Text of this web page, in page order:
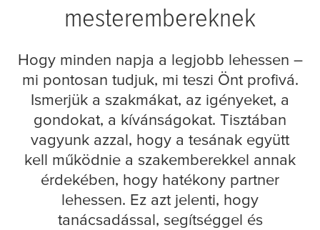
mesterembereknek
Hogy minden napja a legjobb lehessen –
mi pontosan tudjuk, mi teszi Önt profivá.
Ismerjük a szakmákat, az igényeket, a
gondokat, a kívánságokat. Tisztában
vagyunk azzal, hogy a tesának együtt
kell működnie a szakemberekkel annak
érdekében, hogy hatékony partner
lehessen. Ez azt jelenti, hogy
tanácsadással, segítséggel és